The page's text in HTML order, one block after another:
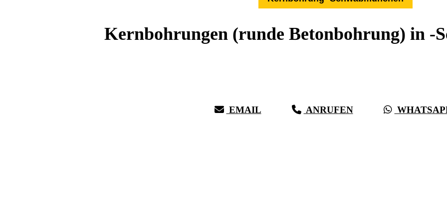
Kernbohrungen (runde Betonbohrung) in -
EMAIL ANRUFEN